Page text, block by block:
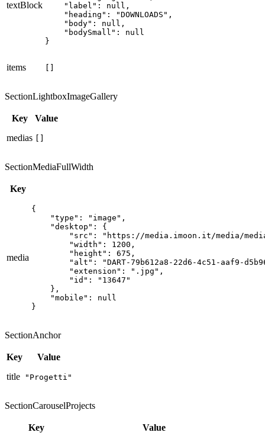
textBlock
    "label": null,
    "heading": "DOWNLOADS",
    "body": null,
    "bodySmall": null
}
items
SectionLightboxImageGallery
Key
Value
medias
SectionMediaFullWidth
Key
media
{
    "type": "image",
    "desktop": {
"src": "https://media.imoon.it/media/
        "width": 1200,
        "height": 675,
"alt": "DART-79b612a8-22d6-4c51-aaf9-
        "extension": ".jpg",
        "id": "13647"
    },
    "mobile": null
}
SectionAnchor
Key
Value
title
"Progetti"
SectionCarouselProjects
Key Value